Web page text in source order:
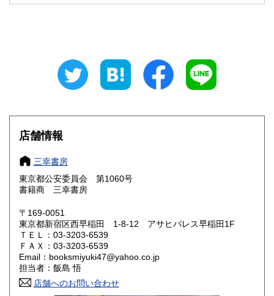
300円 三重県
大阪府
奈良県
鳥取県 300円
岡山県
山口県 300円
香川県 300円 愛媛県
高知県 300円
店舗情報
三幸書房
東京都公安委員会 第1060号
書籍商 三幸書房
〒169-0051
東京都新宿区西早稲田 1-8-12 アサヒパレス早稲田1F
ＴＥＬ：03-3203-6539
ＦＡＸ：03-3203-6539
Email：booksmiyuki47@yahoo.co.jp
担当者：飯島 悟
店舗へのお問い合わせ